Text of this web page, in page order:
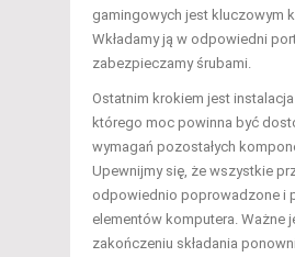
gamingowych jest kluczowym
Wkładamy ją w odpowiedni
zabezpieczamy śrubami.
Ostatnim krokiem jest instalacja
którego moc powinna być
wymagań pozostałych
Upewnijmy się, że wszystkie
odpowiednio poprowadzone i
elementów komputera. Ważne
zakończeniu składania